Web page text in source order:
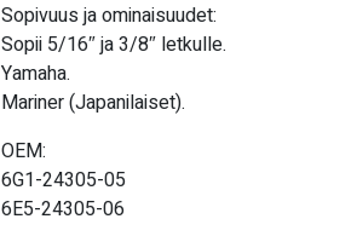
Sopivuus ja ominaisuudet:
Sopii 5/16″ ja 3/8″ letkulle.
Yamaha.
Mariner (Japanilaiset).
OEM:
6G1-24305-05
6E5-24305-06